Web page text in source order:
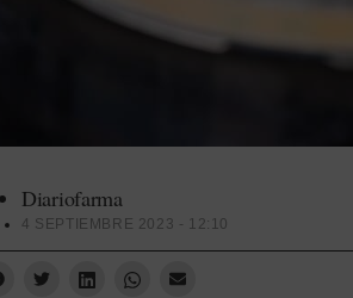
Diariofarma
4 SEPTIEMBRE 2023 - 12:10